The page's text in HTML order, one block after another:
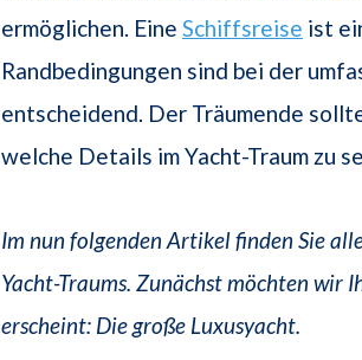
ermöglichen. Eine Schiffsreise ist
Randbedingungen sind bei der
entscheidend. Der Träumende
welche Details im Yacht-Traum zu
Im nun folgenden Artikel finden Sie
Yacht-Traums. Zunächst möchten wir
erscheint: Die große Luxusyacht.